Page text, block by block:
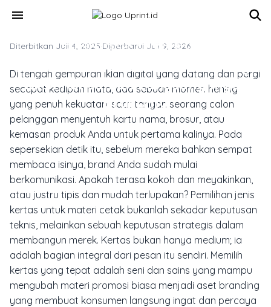
menu
MATERIAL, TEKNIK & FINISHING CETAK
Memilih Kertas Cetak Tepat Yang
Bikin Konsumen Langsung Ingat
Brandmu
Diterbitkan Juli 4, 2025·Diperbarui Juli 9, 2026
Di tengah gempuran iklan digital yang datang dan pergi
secepat kedipan mata, ada sebuah momen hening
yang penuh kekuatan: saat tangan seorang calon
pelanggan menyentuh kartu nama, brosur, atau
kemasan produk Anda untuk pertama kalinya. Pada
sepersekian detik itu, sebelum mereka bahkan sempat
membaca isinya, brand Anda sudah mulai
berkomunikasi. Apakah terasa kokoh dan meyakinkan,
atau justru tipis dan mudah terlupakan? Pemilihan jenis
kertas untuk materi cetak bukanlah sekadar keputusan
teknis, melainkan sebuah keputusan strategis dalam
membangun merek. Kertas bukan hanya medium; ia
adalah bagian integral dari pesan itu sendiri. Memilih
kertas yang tepat adalah seni dan sains yang mampu
mengubah materi promosi biasa menjadi aset branding
yang membuat konsumen langsung ingat dan percaya